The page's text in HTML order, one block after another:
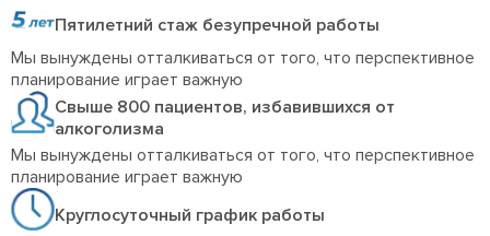
Пятилетний стаж безупречной работы
Мы вынуждены отталкиваться от того, что перспективное
планирование играет важную
Свыше 800 пациентов, избавившихся от
алкоголизма
Мы вынуждены отталкиваться от того, что перспективное
планирование играет важную
Круглосуточный график работы